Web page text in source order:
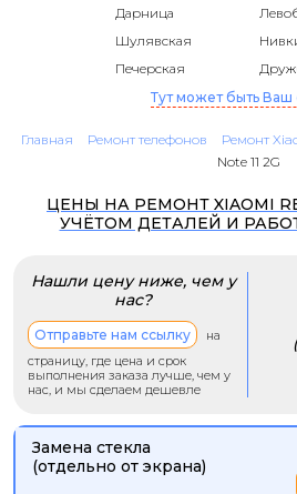
Дарница
Шулявская
Печерская
Тут может быть Ваш
Главная Ремонт телефонов Ремонт
Note 11 2G
ЦЕНЫ НА РЕМОНТ XIAOMI
УЧЁТОМ ДЕТАЛЕЙ И
Нашли цену ниже, чем у
нас?
Отправьте нам ссылку
на
страницу, где цена и срок
выполнения заказа лучше, чем у
нас, и мы сделаем дешевле
Замена стекла
(отдельно от экрана)